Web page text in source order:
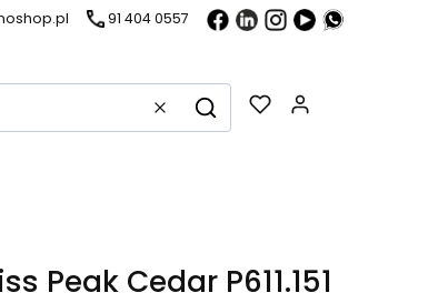
91 404 0557
WyczyśćSzukaj
Peak Cedar P611.151